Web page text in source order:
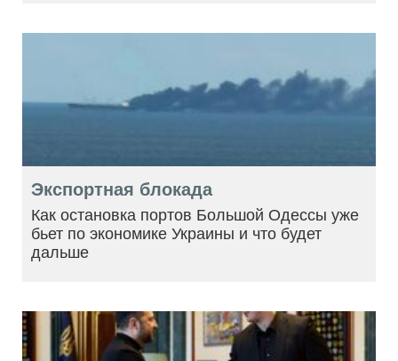
Экспортная блокада
Как остановка портов Большой Одессы уже
бьет по экономике Украины и что будет
дальше